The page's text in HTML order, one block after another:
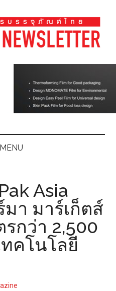
MENU
Asia
า มาร์เก็ตส์
กว่า 2,500
คโนโลยี